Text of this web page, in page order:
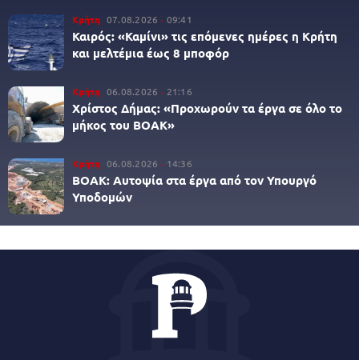
Κρήτη 07.08.2026 09:41
Καιρός: «Καμίνι» τις επόμενες ημέρες η Κρήτη
και μελτέμια έως 8 μποφόρ
Κρήτη 06.08.2026 21:16
Χρίστος Δήμας: «Προχωρούν τα έργα σε όλο το
μήκος του ΒΟΑΚ»
Κρήτη 06.08.2026 14:36
ΒΟΑΚ: Αυτοψία στα έργα από τον Υπουργό
Υποδομών